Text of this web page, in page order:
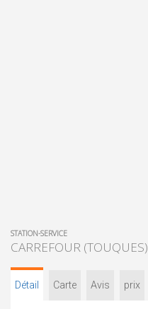
STATION-SERVICE
CARREFOUR (TOUQUES)
Détail Carte Avis prix